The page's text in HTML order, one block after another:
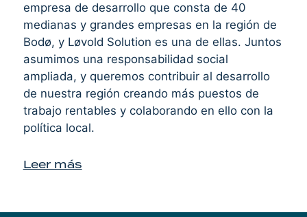
empresa de desarrollo que consta de 40
medianas y grandes empresas en la región de
Bodø, y Løvold Solution es una de ellas. Juntos
asumimos una responsabilidad social
ampliada, y queremos contribuir al desarrollo
de nuestra región creando más puestos de
trabajo rentables y colaborando en ello con la
política local.
Leer más